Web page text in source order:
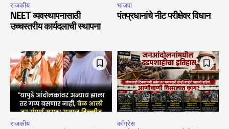
राजकीय
NEET व्यवस्थापनासाठी
उच्चस्तरीय कार्यदलाची स्थापना
भाजपा
पंतप्रधानांचे नीट परीक्षेवर विधान
राजकीय काँग्रेस